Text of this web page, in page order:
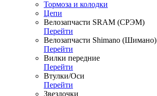
Тормоза и колодки
Цепи
Велозапчасти SRAM (СРЭМ)
Перейти
Велозапчасти Shimano (Шимано)
Перейти
Вилки передние
Перейти
Втулки/Оси
Перейти
Звездочки